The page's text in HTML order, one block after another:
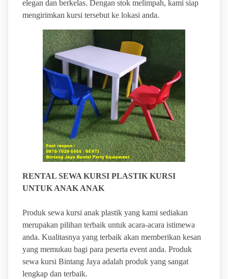
elegan dan berkelas. Dengan stok melimpah, kami siap
mengirimkan kursi tersebut ke lokasi anda.
RENTAL SEWA KURSI PLASTIK KURSI
UNTUK ANAK ANAK
Produk sewa kursi anak plastik yang kami sediakan
merupakan pilihan terbaik untuk acara-acara istimewa
anda. Kualitasnya yang terbaik akan memberikan kesan
yang memukau bagi para peserta event anda. Produk
sewa kursi Bintang Jaya adalah produk yang sangat
lengkap dan terbaik.